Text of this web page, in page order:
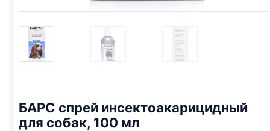
БАРС спрей инсектоакарицидный
для собак, 100 мл